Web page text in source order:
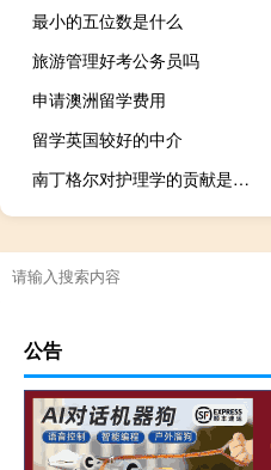
最小的五位数是什么
旅游管理好考公务员吗
申请澳洲留学费用
留学英国较好的中介
南丁格尔对护理学的贡献是什么
公告